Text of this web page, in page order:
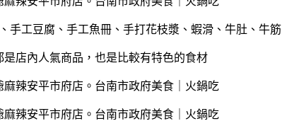
手工豆腐、手工魚冊、手打花枝漿、蝦滑、牛肚、牛筋
店內人氣商品，也是比較有特色的食材